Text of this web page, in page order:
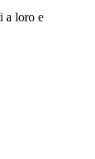
a loro e